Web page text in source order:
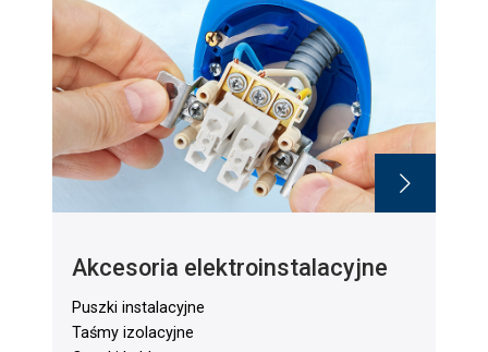
Akcesoria elektroinstalacyjne
Puszki instalacyjne
Taśmy izolacyjne